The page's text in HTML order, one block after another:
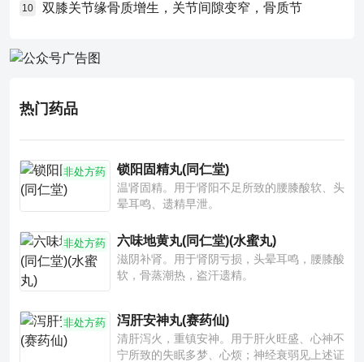
10 双膝关节缘骨质增生，关节间隙变窄，骨质节
热门药品
非处方药 锁阳固精丸(同仁堂)
温肾固精。用于肾阳不足所致的腰膝酸软、头
晕耳鸣、遗精早泄。
非处方药 六味地黄丸(同仁堂)(水蜜丸)
滋阴补肾。用于肾阴亏损，头晕耳鸣，腰膝酸
软，骨蒸潮热，盗汗遗精。
非处方药 泻肝安神丸(赛药仙)
清肝泻火，重镇安神。用于肝火旺盛、心神不
宁所致的失眠多梦、心烦；神经衰弱见上述证